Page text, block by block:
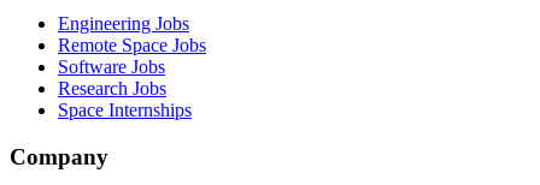
Engineering Jobs
Remote Space Jobs
Software Jobs
Research Jobs
Space Internships
Company